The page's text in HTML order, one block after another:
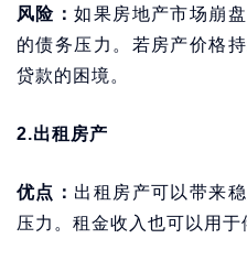
风险：如果房地产市场崩
的债务压力。若房产价格
贷款的困境。
2.出租房产
优点： 出租房产可以带来
压力。租金收入也可以用于